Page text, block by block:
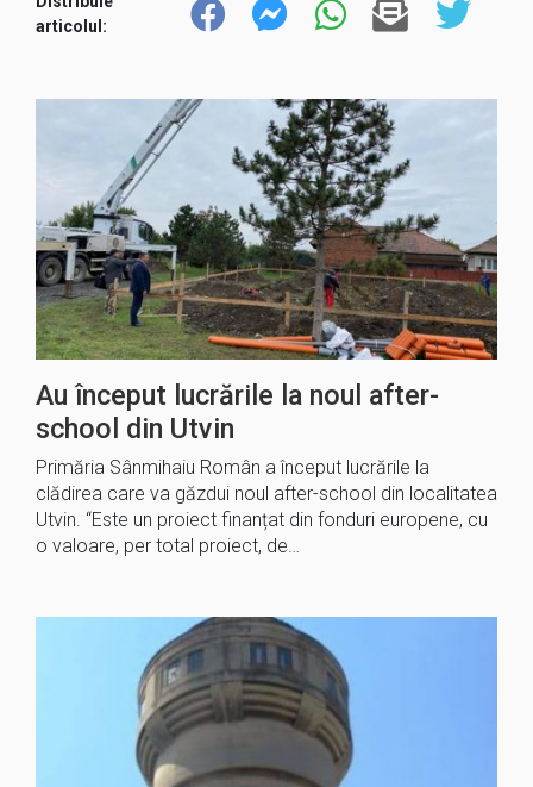
articolul:
Au început lucrările la noul after-
school din Utvin
Primăria Sânmihaiu Român a început lucrările la
clădirea care va găzdui noul after-school din localitatea
Utvin. “Este un proiect finanțat din fonduri europene, cu
o valoare, per total proiect, de…